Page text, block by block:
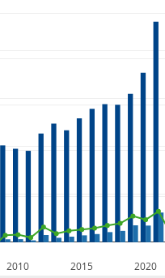
2010 2015 2020